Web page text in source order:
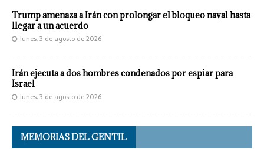
Trump amenaza a Irán con prolongar el bloqueo naval hasta
llegar a un acuerdo
lunes, 3 de agosto de 2026
Irán ejecuta a dos hombres condenados por espiar para
Israel
lunes, 3 de agosto de 2026
MEMORIAS DEL GENTIL